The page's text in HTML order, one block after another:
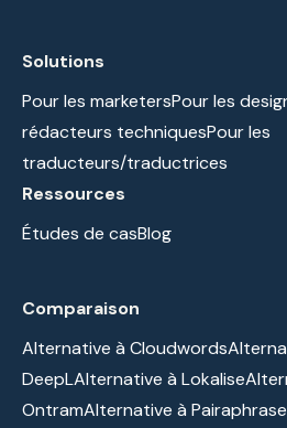
Solutions
Pour les marketersPour les
rédacteurs techniquesPour les
traducteurs/traductrices
Ressources
Études de casBlog
Comparaison
Alternative à Cloudwords
DeepLAlternative à Lokalise
OntramAlternative à Pairaphrase